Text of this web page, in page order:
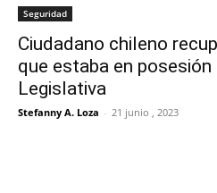
Seguridad
Ciudadano chileno
que estaba en
Legislativa
Stefanny A. Loza - 21 junio , 2023